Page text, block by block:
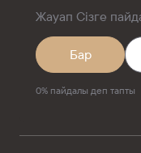
Жауап Сізге
Бар
0% пайдалы деп тапты